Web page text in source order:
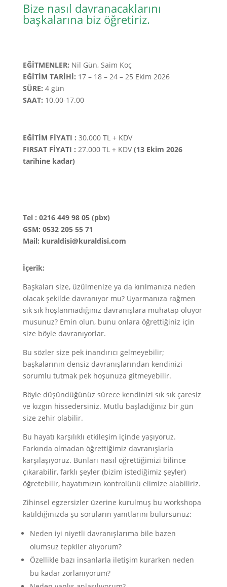
Bize nasıl davranacaklarını
başkalarına biz öğretiriz.
EĞİTMENLER: Nil Gün, Saim Koç
EĞİTİM TARİHİ: 17 – 18 – 24 – 25 Ekim 2026
SÜRE: 4 gün
SAAT: 10.00-17.00
EĞİTİM FİYATI : 30.000 TL + KDV
FIRSAT FİYATI : 27.000 TL + KDV (13 Ekim 2026
tarihine kadar)
Tel : 0216 449 98 05 (pbx)
GSM: 0532 205 55 71
Mail: kuraldisi@kuraldisi.com
İçerik:
Başkaları size, üzülmenize ya da kırılmanıza neden
olacak şekilde davranıyor mu? Uyarmanıza rağmen
sık sık hoşlanmadığınız davranışlara muhatap oluyor
musunuz? Emin olun, bunu onlara öğrettiğiniz için
size böyle davranıyorlar.
Bu sözler size pek inandırıcı gelmeyebilir;
başkalarının densiz davranışlarından kendinizi
sorumlu tutmak pek hoşunuza gitmeyebilir.
Böyle düşündüğünüz sürece kendinizi sık sık çaresiz
ve kızgın hissedersiniz. Mutlu başladığınız bir gün
size zehir olabilir.
Bu hayatı karşılıklı etkileşim içinde yaşıyoruz.
Farkında olmadan öğrettiğimiz davranışlarla
karşılaşıyoruz. Bunları nasıl öğrettiğimizi bilince
çıkarabilir, farklı şeyler (bizim istediğimiz şeyler)
öğretebilir, hayatımızın kontrolünü elimize alabiliriz.
Zihinsel egzersizler üzerine kurulmuş bu workshopa
katıldığınızda şu soruların yanıtlarını bulursunuz:
Neden iyi niyetli davranışlarıma bile bazen
olumsuz tepkiler alıyorum?
Özellikle bazı insanlarla iletişim kurarken neden
bu kadar zorlanıyorum?